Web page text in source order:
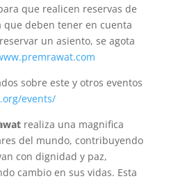
que realicen reservas de
que deben tener en cuenta
un asiento, se agota
sobre este y otros eventos
events/
realiza una magnifica
del mundo, contribuyendo
con dignidad y paz,
cambio en sus vidas. Esta